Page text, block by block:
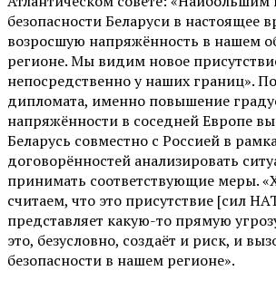
безопасности Беларуси в настоящее
возросшую напряжённость в нашем
регионе. Мы видим новое
непосредственно у наших границ».
дипломата, именно повышение
напряжённости в соседней Европе
Беларусь совместно с Россией в
договорённостей анализировать
принимать соответствующие меры.
считаем, что это присутствие [сил
представляет какую-то прямую
это, безусловно, создаёт и риск, и
безопасности в нашем регионе».